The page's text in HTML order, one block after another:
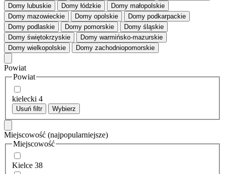
Domy lubuskie
Domy łódzkie
Domy małopolskie
Domy mazowieckie
Domy opolskie
Domy podkarpackie
Domy podlaskie
Domy pomorskie
Domy śląskie
Domy świętokrzyskie
Domy warmińsko-mazurskie
Domy wielkopolskie
Domy zachodniopomorskie
Powiat
Powiat
kielecki 4
Usuń filtr Wybierz
Miejscowość (najpopularniejsze)
Miejscowość
Kielce 38